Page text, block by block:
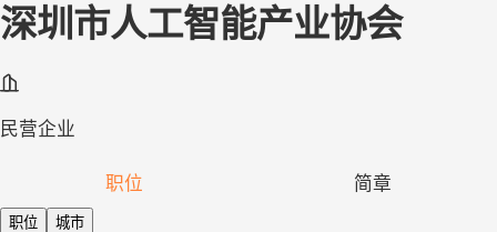
深圳市人工智能产业协会
民营企业
职位 简章
职位 城市